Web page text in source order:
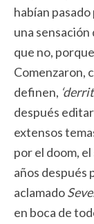
habían
una sensación
que no,
Comenzaron,
definen,
después
extensos
por el doom,
años después
aclamado
en boca de